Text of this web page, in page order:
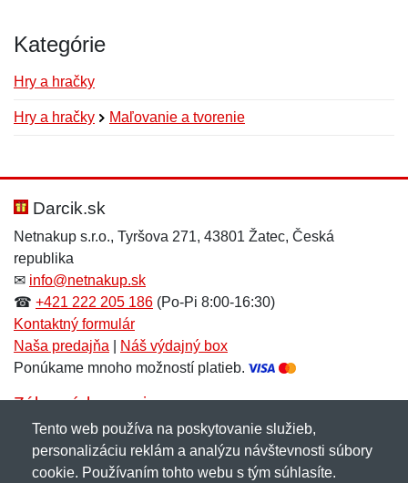
Kategórie
Hry a hračky
Hry a hračky Maľovanie a tvorenie
Hodnotenie:
Meno:*
E-mail:
Správa*
Meno:
E-mail:*
Správa*
Darcik.sk
Netnakup s.r.o., Tyršova 271, 43801 Žatec, Česká
republika
✉ info@netnakup.sk
☎ +421 222 205 186 (Po-Pi 8:00-16:30)
Kontaktný formulár
Naša predajňa
Náš výdajný box
Ponúkame mnoho možností platieb.
Zákaznícky servis
Novinky emailom
Tento web používa na poskytovanie služieb,
personalizáciu reklám a analýzu návštevnosti súbory
cookie. Používaním tohto webu s tým súhlasíte.